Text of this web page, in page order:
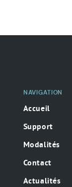
Navigation
NAVIGATION
Accueil
Support
Modalités
Contact
Actualités